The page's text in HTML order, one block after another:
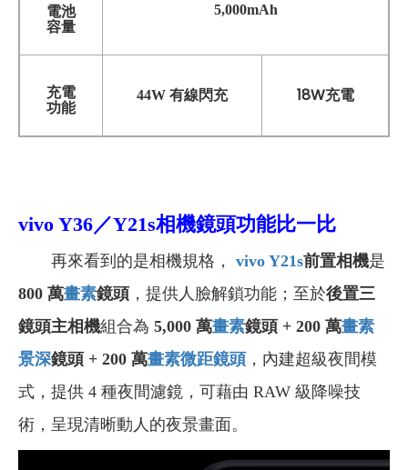
電池
容量
5,000mAh
充電
功能
44W 有線閃充 18W充電
vivo Y36／Y21s相機鏡頭功能比一比
再來看到的是相機規格， vivo Y21s前置相機是
800 萬畫素鏡頭，提供人臉解鎖功能；至於後置三
鏡頭主相機組合為 5,000 萬畫素鏡頭 + 200 萬畫素
景深鏡頭 + 200 萬畫素微距鏡頭，內建超級夜間模
式，提供 4 種夜間濾鏡，可藉由 RAW 級降噪技
術，呈現清晰動人的夜景畫面。